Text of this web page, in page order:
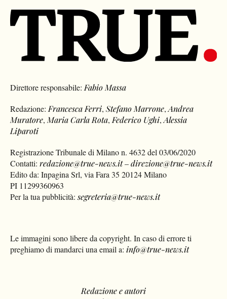
Direttore responsabile:Fabio Massa
Redazione:Francesca Ferri,Stefano Marrone,Andrea
Muratore,Maria Carla Rota,Federico Ughi,Alessia
Liparoti
Registrazione Tribunale di Milano n. 4632 del 03/06/2020
Contatti:redazione@true-news.it–direzione@true-news.it
Edito da: Inpagina Srl, via Fara 35 20124 Milano
PI 11299360963
Per la tua pubblicità:segreteria@true-news.it
Le immagini sono libere da copyright. In caso di errore ti
preghiamo di mandarci una email a: info@true-news.it
Redazione e autori